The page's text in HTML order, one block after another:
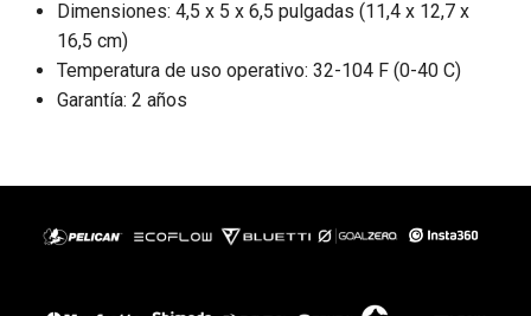
Dimensiones: 4,5 x 5 x 6,5 pulgadas (11,4 x 12,7 x
16,5 cm)
Temperatura de uso operativo: 32-104 F (0-40 C)
Garantía: 2 años